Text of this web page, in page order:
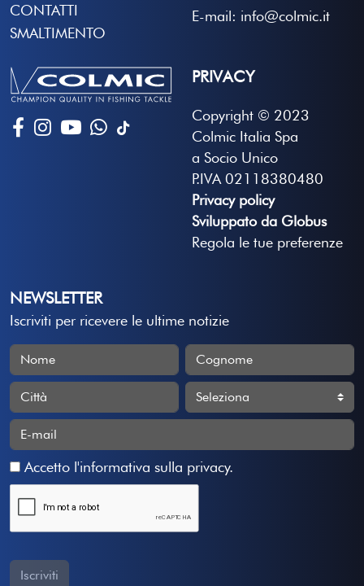
CONTATTI
SMALTIMENTO
E-mail: info@colmic.it
PRIVACY
Copyright © 2023
Colmic Italia Spa
a Socio Unico
P.IVA 02118380480
Privacy policy
Sviluppato da Globus
Regola le tue preferenze
NEWSLETTER
Iscriviti per ricevere le ultime notizie
Accetto l'informativa sulla privacy.
Iscriviti